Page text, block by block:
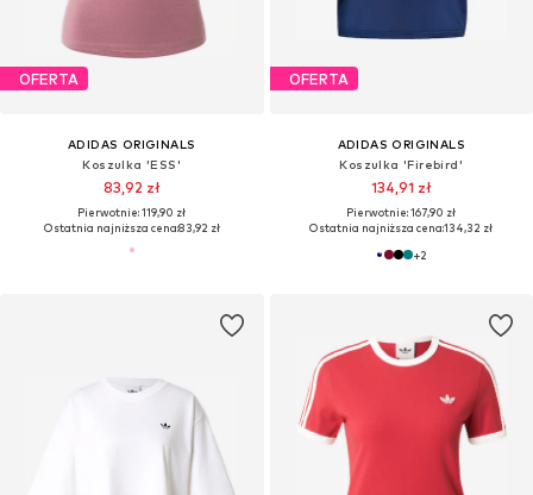
OFERTA
ADIDAS ORIGINALS
Koszulka 'ESS'
83,92 zł
Pierwotnie: 119,90 zł
Ostatnia najniższa cena:83,92 zł
OFERTA
ADIDAS ORIGINALS
Koszulka 'Firebird'
134,91 zł
Pierwotnie: 167,90 zł
Ostatnia najniższa cena:134,32 zł
+2